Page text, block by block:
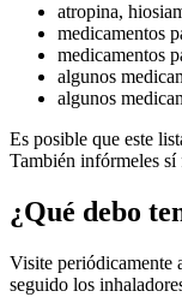
atropina,
medicamentos
medicamentos
algunos
algunos
Es posible que este
También infórmeles sí
¿Qué debo
Visite periódicamente
seguido los